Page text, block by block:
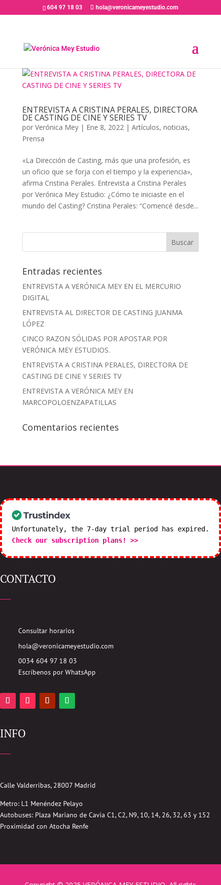
604 97 18 03 hola@veronicameyestudio.com
ENTREVISTA A CRISTINA PERALES, DIRECTORA
DE CASTING DE CINE Y SERIES TV
por Verónica Mey| Ene 8, 2022| Artículos, noticias,
Prensa
«La Dirección de Casting, más que una profesión, es
un oficio que se forja con el tiempo y la experiencia»,
afirma Cristina Perales. Entrevista a Cristina Perales
por Verónica Mey Estudio: ¿Cómo te iniciaste en el
mundo del Casting? Cristina Perales: “Comencé desde...
Entradas recientes
ENTREVISTA A VERÓNICA MEY EN EL MERCURIO
DIGITAL
ENTREVISTA AL DIRECTOR DE CASTING JUANMA
LÓPEZ
CINCO RAZON SÓLIDAS POR APOSTAR POR
VERÓNICA MEY ESTUDIOS.
ENTREVISTA A CRISTINA PERALES, DIRECTORA DE
CASTING DE CINE Y SERIES TV
ENTREVISTA A VERÓNICA MEY EN
MARCOPOLOENZAPATILLAS
Comentarios recientes
Unfortunately, the 7-day trial period has expired.
Check our subscription plans! >>
CONTACTO
Consultar horarios
hola@veronicameyestudio.com
0034 604 97 18 03
Escríbenos por WhatsApp
INFO
Calle Valderribas, 28007 Madrid
Metro: L1 Menéndez Pelayo
Autobuses: Plaza Mariano de Cavia C1, C2, N9, 10, 14, 26, 32, 63 y 152
Proximidad con Atocha Renfe